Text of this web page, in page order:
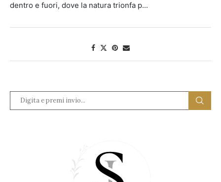
dentro e fuori, dove la natura trionfa p...